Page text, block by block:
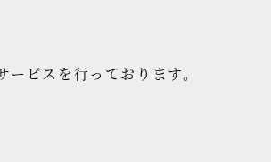
ビスを行っております。